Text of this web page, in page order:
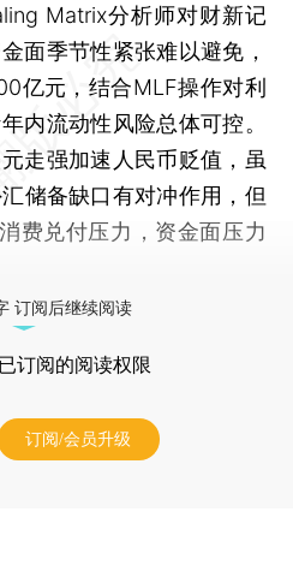
Matrix分析师对财新记
面季节性紧张难以避免，
亿元，结合MLF操作对利
内流动性风险总体可控。
走强加速人民币贬值，虽
储备缺口有对冲作用，但
费兑付压力，资金面压力
订阅后继续阅读
订阅的阅读权限
订阅/会员升级